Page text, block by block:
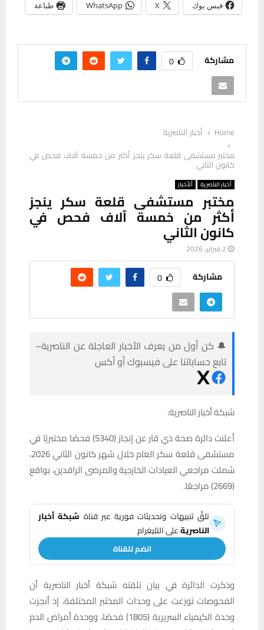
فيس بوك X
WhatsApp طباعة
مشاركة 0
Home
أخبار الناصرية
مختبر مستشفى قلعة سكر ينجز أكثر من خمسة آلاف فحص في
كانون الثاني
أخبار الناصرية ألأخبار
مختبر مستشفى قلعة سكر ينجز
أكثر من خمسة آلاف فحص في
كانون الثاني
2 فبراير، 2026
مشاركة 0
🔔 كن أول من يعرف الأخبار العاجلة عن الناصرية–
تابع حساباتنا على فيسبوك أو أكس
شبكة أخبار الناصرية:
أعلنت دائرة صحة ذي قار عن إنجاز (5340) فحصًا مختبريًا في
مستشفى قلعة سكر العام خلال شهر كانون الثاني 2026،
شملت مراجعي العيادات الخارجية والمرضى الراقدين، بواقع
(2669) مراجعًا.
تلقَّ تنبيهات وتحديثات فورية عبر قناة شبكة أخبار
الناصريةعلى التليغرام
انضم للقناة
وذكرت الدائرة في بيان تلقته شبكة أخبار الناصرية أن
الفحوصات توزعت على وحدات المختبر المختلفة، إذ أنجزت
وحدة الكيمياء السريرية (1805) فحصًا، ووحدة أمراض الدم